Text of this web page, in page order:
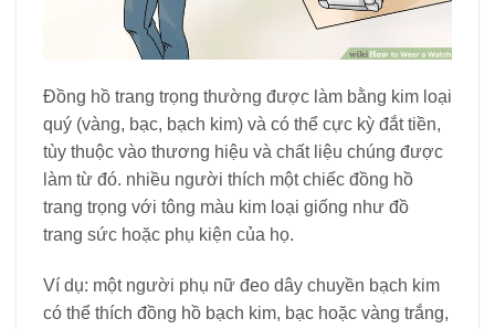
Đồng hồ trang trọng thường được làm bằng kim loại
quý (vàng, bạc, bạch kim) và có thể cực kỳ đắt tiền,
tùy thuộc vào thương hiệu và chất liệu chúng được
làm từ đó. nhiều người thích một chiếc đồng hồ
trang trọng với tông màu kim loại giống như đồ
trang sức hoặc phụ kiện của họ.
Ví dụ: một người phụ nữ đeo dây chuyền bạch kim
có thể thích đồng hồ bạch kim, bạc hoặc vàng trắng,